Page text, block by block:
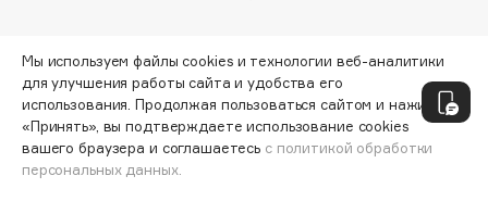
Dr.Jart+
DSD de Luxe
Dyson
ДОБАВИТЬ В КОРЗИНУ
Мы используем файлы cookies и технологии веб-аналитики
для улучшения работы сайта и удобства его
использования. Продолжая пользоваться сайтом и нажимая
«Принять», вы подтверждаете использование cookies
вашего браузера и соглашаетесь с политикой обработки
персональных данных.